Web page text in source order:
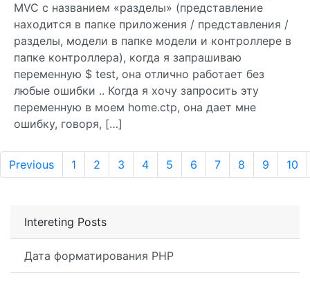
MVC с названием «разделы» (представление
находится в папке приложения / представления /
разделы, модели в папке модели и контроллере в
папке контроллера), когда я запрашиваю
переменную $ test, она отлично работает без
любые ошибки .. Когда я хочу запросить эту
переменную в моем home.ctp, она дает мне
ошибку, говоря, […]
Previous 1 2 3 4 5 6 7 8 9 10
Intereting Posts
Дата форматирования PHP